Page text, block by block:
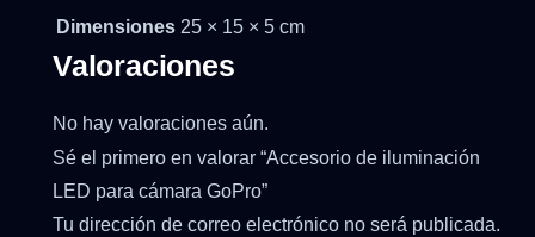
Dimensiones 25 × 15 × 5 cm
Valoraciones
No hay valoraciones aún.
Sé el primero en valorar “Accesorio de iluminación
LED para cámara GoPro”
Tu dirección de correo electrónico no será publicada.